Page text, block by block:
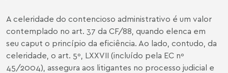
A celeridade do contencioso administrativo é um valor
contemplado no art. 37 da CF/88, quando elenca em
seu caput o princípio da eficiência. Ao lado, contudo, da
celeridade, o art. 5º, LXXVII (incluído pela EC nº
45/2004), assegura aos litigantes no processo judicial e